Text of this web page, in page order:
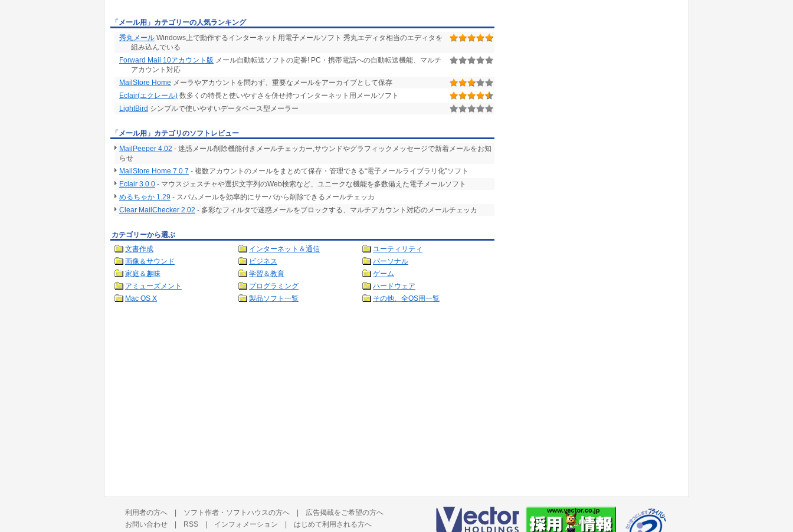
「メール用」カテゴリーの人気ランキング
秀丸メール Windows上で動作するインターネット用電子メールソフト 秀丸エディタ相当のエディタを
組み込んでいる
Forward Mail 10アカウント版 メール自動転送ソフトの定番! PC・携帯電話への自動転送機能、マルチ
アカウント対応
MailStore Home メーラやアカウントを問わず、重要なメールをアーカイブとして保存
Eclair(エクレール) 数多くの特長と使いやすさを併せ持つインターネット用メールソフト
LightBird シンプルで使いやすいデータベース型メーラー
「メール用」カテゴリのソフトレビュー
MailPeeper 4.02 - 迷惑メール削除機能付きメールチェッカー,サウンドやグラフィックメッセージで新着メールをお知
らせ
MailStore Home 7.0.7 - 複数アカウントのメールをまとめて保存・管理できる“電子メールライブラリ化”ソフト
Eclair 3.0.0 - マウスジェスチャや選択文字列のWeb検索など、ユニークな機能を多数備えた電子メールソフト
めるちゃか 1.29 - スパムメールを効率的にサーバから削除できるメールチェッカ
Clear MailChecker 2.02 - 多彩なフィルタで迷惑メールをブロックする、マルチアカウント対応のメールチェッカ
カテゴリーから選ぶ
文書作成
インターネット＆通信
ユーティリティ
画像＆サウンド
ビジネス
パーソナル
家庭＆趣味
学習＆教育
ゲーム
アミューズメント
プログラミング
ハードウェア
Mac OS X
製品ソフト一覧 その他、全OS用一覧
利用者の方へ | ソフト作者・ソフトハウスの方へ | 広告掲載をご希望の方へ
お問い合わせ | RSS | インフォメーション | はじめて利用される方へ